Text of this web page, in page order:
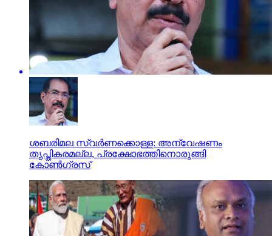
ശബരിമല സ്വര്‍ണക്കൊള്ള: അന്വേഷണം
തൃപ്തികരമല്ല, പ്രക്ഷോഭത്തിനൊരുങ്ങി
കോണ്‍ഗ്രസ്